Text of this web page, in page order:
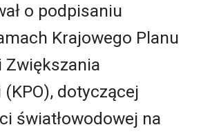
o podpisaniu
Krajowego Planu
Zwiększania
dotyczącej
światłowodowej na